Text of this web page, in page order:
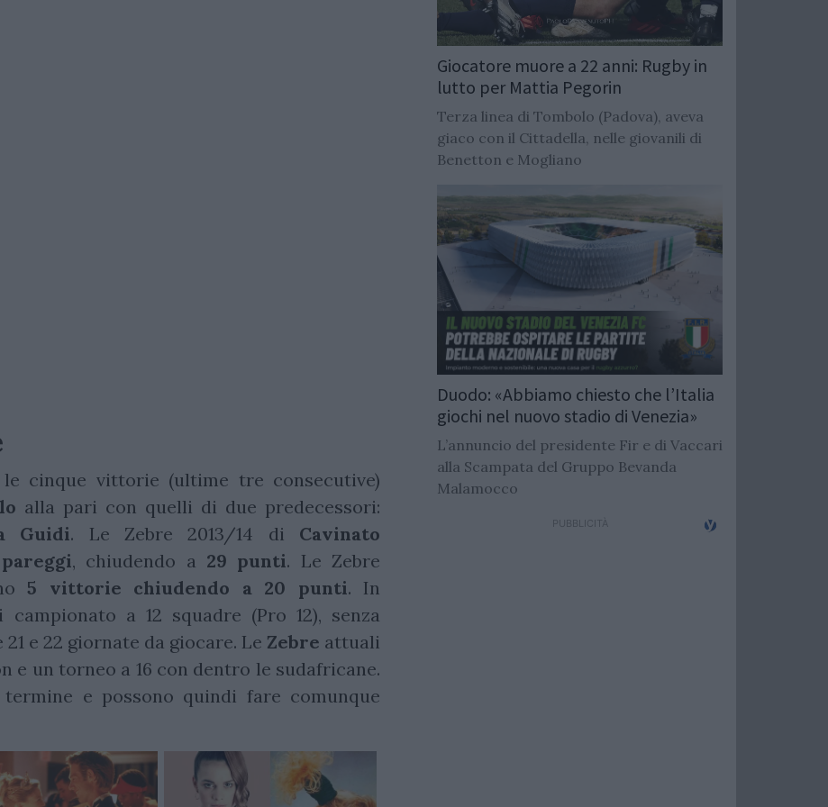
cinque vittorie (ultime tre consecutive)
alla pari con quelli di due predecessori:
Guidi. Le Zebre 2013/14 di Cavinato
, chiudendo a 29 punti. Le Zebre
5 vittorie chiudendo a 20 punti. In
a 12 squadre (Pro 12), senza
e 22 giornate da giocare. Le Zebre attuali
e un torneo a 16 con dentro le sudafricane.
e possono quindi fare comunque
Giocatore muore a 22 anni: Rugby in
lutto per Mattia Pegorin
Terza linea di Tombolo (Padova), aveva
giaco con il Cittadella, nelle giovanili di
Benetton e Mogliano
Duodo: «Abbiamo chiesto che l’Italia
giochi nel nuovo stadio di Venezia»
L’annuncio del presidente Fir e di Vaccari
alla Scampata del Gruppo Bevanda
Malamocco